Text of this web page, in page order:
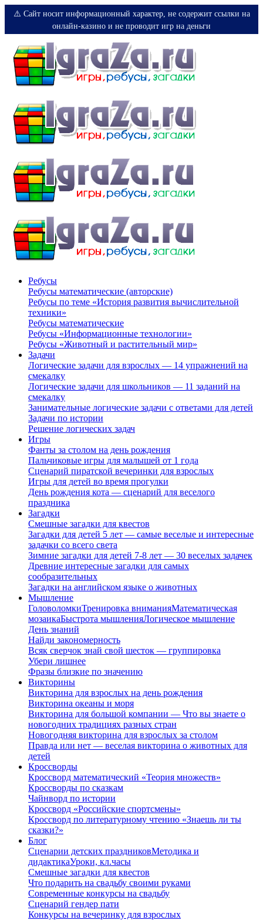
⚠️ Сайт носит информационный характер, не содержит ссылки на
онлайн-казино и не проводит игр на деньги
Ребусы
Ребусы математические (авторские)
Ребусы по теме «История развития вычислительной
техники»
Ребусы математические
Ребусы «Информационные технологии»
Ребусы «Животный и растительный мир»
Задачи
Логические задачи для взрослых — 14 упражнений на
смекалку
Логические задачи для школьников — 11 заданий на
смекалку
Занимательные логические задачи с ответами для детей
Задачи по истории
Решение логических задач
Игры
Фанты за столом на день рождения
Пальчиковые игры для малышей от 1 года
Сценарий пиратской вечеринки для взрослых
Игры для детей во время прогулки
День рождения кота — сценарий для веселого
праздника
Загадки
Смешные загадки для квестов
Загадки для детей 5 лет — самые веселые и интересные
задачки со всего света
Зимние загадки для детей 7-8 лет — 30 веселых задачек
Древние интересные загадки для самых
сообразительных
Загадки на английском языке о животных
Мышление
ГоловоломкиТренировка вниманияМатематическая
мозаикаБыстрота мышленияЛогическое мышление
День знаний
Найди закономерность
Всяк сверчок знай свой шесток — группировка
Убери лишнее
Фразы близкие по значению
Викторины
Викторина для взрослых на день рождения
Викторина океаны и моря
Викторина для большой компании — Что вы знаете о
новогодних традициях разных стран
Новогодняя викторина для взрослых за столом
Правда или нет — веселая викторина о животных для
детей
Кроссворды
Кроссворд математический «Теория множеств»
Кроссворды по сказкам
Чайнворд по истории
Кроссворд «Российские спортсмены»
Кроссворд по литературному чтению «Знаешь ли ты
сказки?»
Блог
Сценарии детских праздниковМетодика и
дидактикаУроки, кл.часы
Смешные загадки для квестов
Что подарить на свадьбу своими руками
Современные конкурсы на свадьбу
Сценарий гендер пати
Конкурсы на вечеринку для взрослых